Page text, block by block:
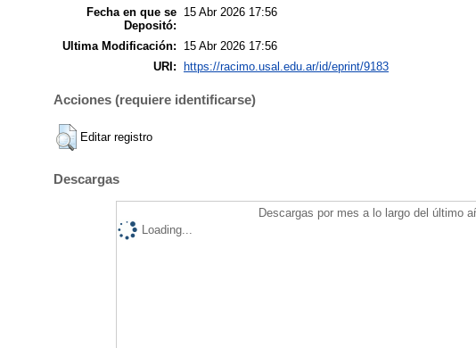
Fecha en que se
Depositó:
15 Abr 2026 17:56
Ultima Modificación:
15 Abr 2026 17:56
URI:
https://racimo.usal.edu.ar/id/eprint/9183
Acciones (requiere identificarse)
Editar registro
Descargas
Descargas por mes a lo largo del último
Loading...